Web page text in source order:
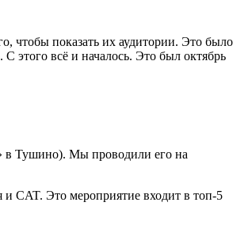
чтобы показать их аудитории. Это было
С этого всё и началось. Это был октябрь
в Тушино). Мы проводили его на
CAT. Это мероприятие входит в топ-5